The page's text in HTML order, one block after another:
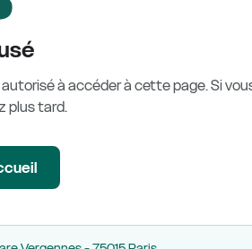
à accéder à cette page. Si
plus tard.